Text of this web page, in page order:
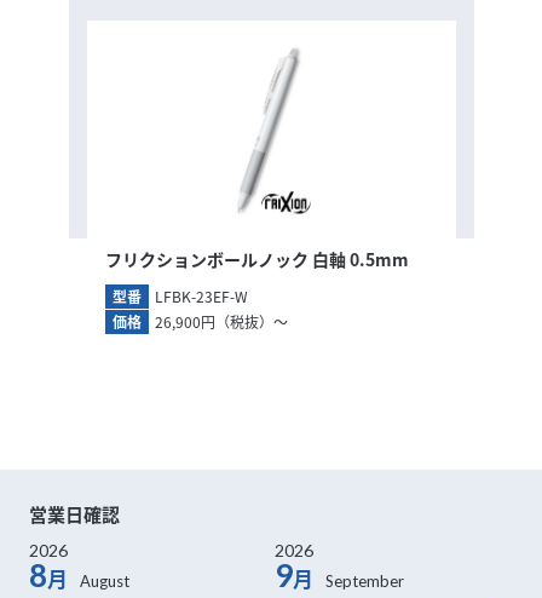
フリクションボールノック 白軸 0.5mm
型番
LFBK-23EF-W
価格
26,900円（税抜）～
営業日確認
2026
8月
2026
9月